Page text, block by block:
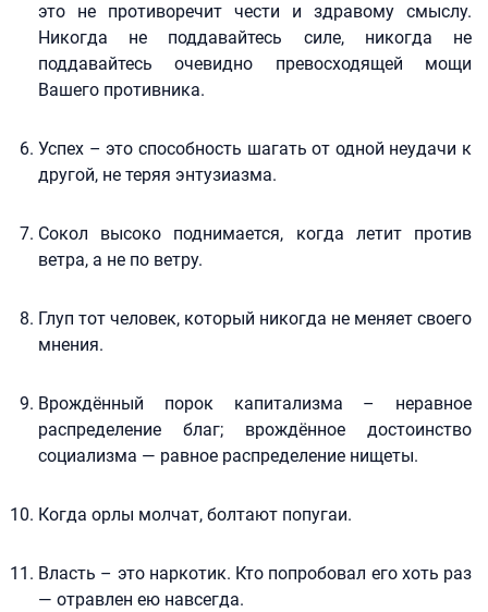
это не противоречит чести и здравому смыслу.
Никогда не поддавайтесь силе, никогда не
поддавайтесь очевидно превосходящей мощи
Вашего противника.
Успех – это способность шагать от одной неудачи к
другой, не теряя энтузиазма.
Сокол высоко поднимается, когда летит против
ветра, а не по ветру.
Глуп тот человек, который никогда не меняет своего
мнения.
Врождённый порок капитализма – неравное
распределение благ; врождённое достоинство
социализма — равное распределение нищеты.
Когда орлы молчат, болтают попугаи.
Власть – это наркотик. Кто попробовал его хоть раз
— отравлен ею навсегда.